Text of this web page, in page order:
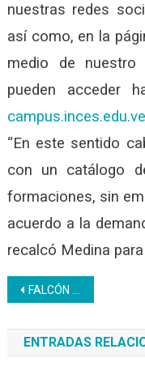
nuestras redes
así como, en la
medio de nuestro
pueden acceder
campus.inces.edu.ve
“En este sentido
con un catálogo
formaciones, sin
acuerdo a la
recalcó Medina
Navegación
de
entradas
FALCÓN | Inces exhibió logros en la 2da Muestra Productiva 2021
ENTRADAS